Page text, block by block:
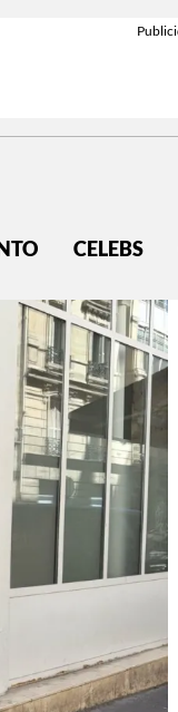
CELEBS